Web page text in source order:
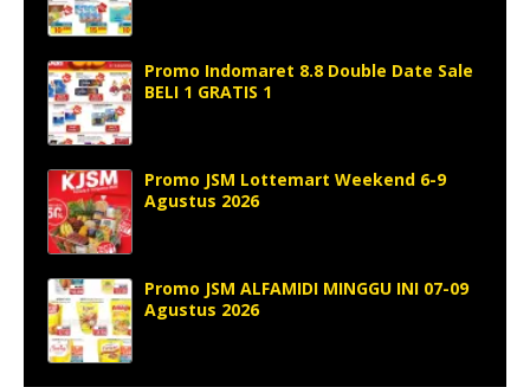
Promo Indomaret 8.8 Double Date Sale
BELI 1 GRATIS 1
Promo JSM Lottemart Weekend 6-9
Agustus 2026
Promo JSM ALFAMIDI MINGGU INI 07-09
Agustus 2026